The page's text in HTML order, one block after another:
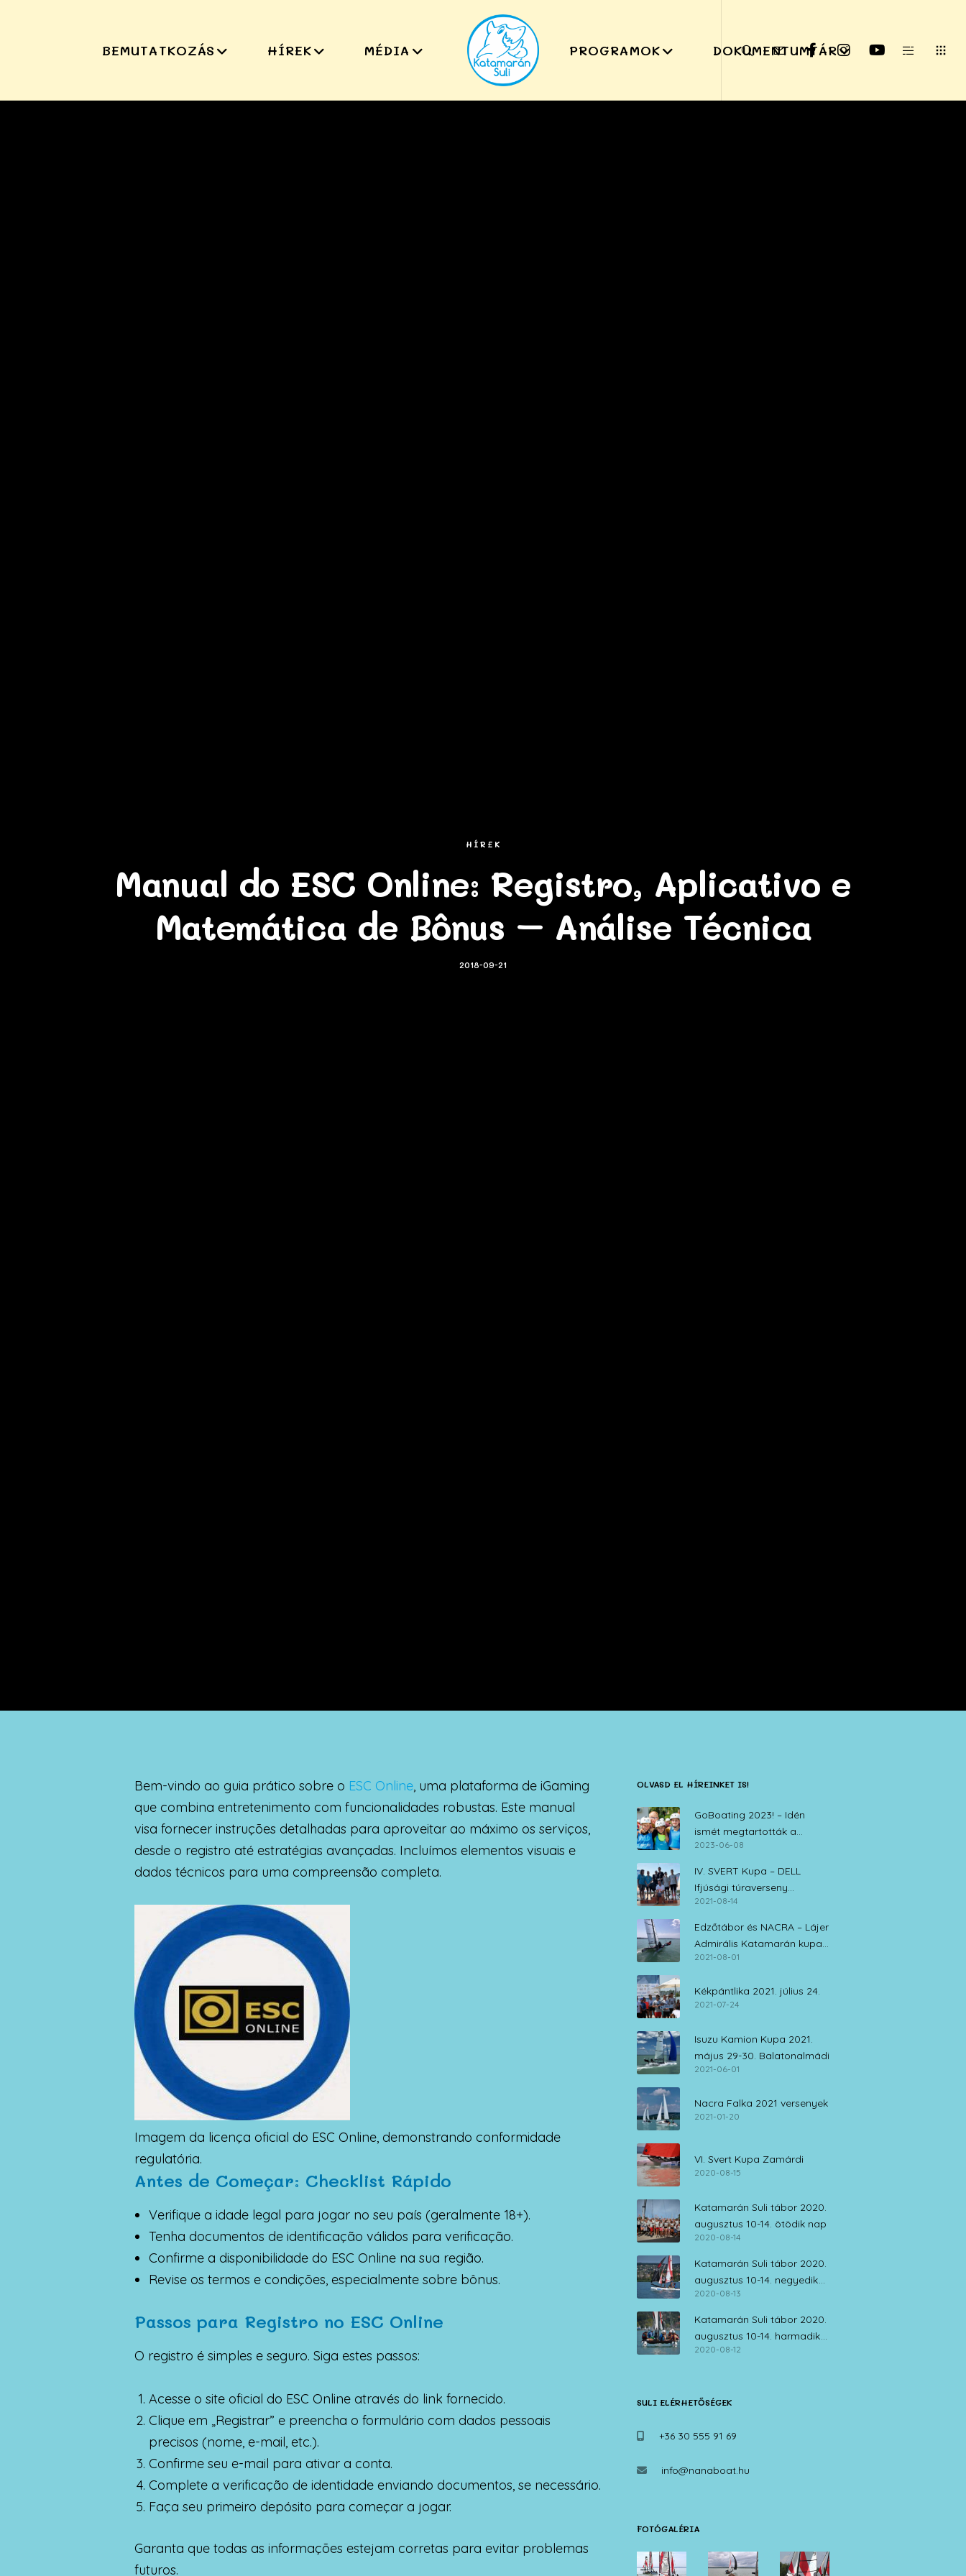
BEMUTATKOZÁS HÍREK MÉDIA PROGRAMOK DOKUMENTUMTÁR
HÍREK
Manual do ESC Online: Registro, Aplicativo e
Matemática de Bônus – Análise Técnica
2018-09-21
Bem-vindo ao guia prático sobre o ESC Online, uma plataforma de iGaming
que combina entretenimento com funcionalidades robustas. Este manual
visa fornecer instruções detalhadas para aproveitar ao máximo os serviços,
desde o registro até estratégias avançadas. Incluímos elementos visuais e
dados técnicos para uma compreensão completa.
Imagem da licença oficial do ESC Online, demonstrando conformidade
regulatória.
Antes de Começar: Checklist Rápido
Verifique a idade legal para jogar no seu país (geralmente 18+).
Tenha documentos de identificação válidos para verificação.
Confirme a disponibilidade do ESC Online na sua região.
Revise os termos e condições, especialmente sobre bônus.
Passos para Registro no ESC Online
O registro é simples e seguro. Siga estes passos:
Acesse o site oficial do ESC Online através do link fornecido.
Clique em „Registrar” e preencha o formulário com dados pessoais
precisos (nome, e-mail, etc.).
Confirme seu e-mail para ativar a conta.
Complete a verificação de identidade enviando documentos, se necessário.
Faça seu primeiro depósito para começar a jogar.
Garanta que todas as informações estejam corretas para evitar problemas
futuros.
OLVASD EL HÍREINKET IS!
GoBoating 2023! – Idén
ismét megtartották a
vitorlás iskolák nyílt napját
2023-06-08
IV. SVERT Kupa – DELL
Ifjúsági túraverseny
Zamárdi, 2021. augusztus 14.
2021-08-14
Edzőtábor és NACRA – Lájer
Admirális Katamarán kupa
július 30. – augusztus 1.
2021-08-01
Kékpántlika 2021. július 24.
2021-07-24
Isuzu Kamion Kupa 2021.
május 29-30. Balatonalmádi
2021-06-01
Nacra Falka 2021 versenyek
2021-01-20
VI. Svert Kupa Zamárdi
2020-08-15
Katamarán Suli tábor 2020.
augusztus 10-14. ötödik nap
2020-08-14
Katamarán Suli tábor 2020.
augusztus 10-14. negyedik
nap
2020-08-13
Katamarán Suli tábor 2020.
augusztus 10-14. harmadik
nap
2020-08-12
SULI ELÉRHETŐSÉGEK
+36 30 555 91 69
info@nanaboat.hu
FOTÓGALÉRIA